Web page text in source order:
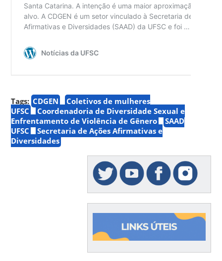
Tags: CDGEN
Coletivos de mulheres
UFSC
Coordenadoria de Diversidade Sexual e
Enfrentamento de Violência de Gênero
SAAD
UFSC
Secretaria de Ações Afirmativas e
Diversidades